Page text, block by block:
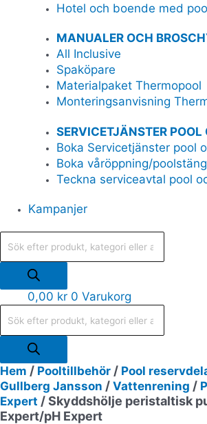
Hotel och boende med
MANUALER OCH
All Inclusive
Spaköpare
Materialpaket Thermopool
Monteringsanvisning
SERVICETJÄNSTER
Boka Servicetjänster pool
Boka våröppning/
Teckna serviceavtal pool
Kampanjer
0,00 kr 0 Varukorg
Hem / Pooltillbehör / Pool
Gullberg Jansson / Vattenrening /
Expert / Skyddshölje peristaltisk
Expert/pH Expert